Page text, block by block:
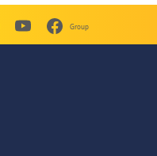
Group